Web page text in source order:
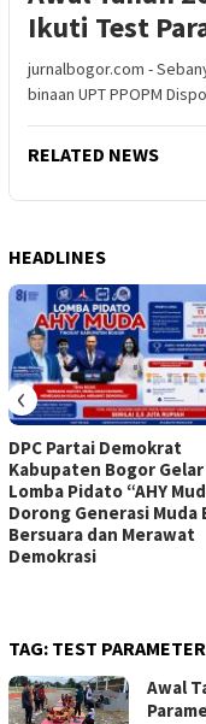
Ikuti Test
jurnalbogor.com -
binaan UPT PPOPM
RELATED NEWS
HEADLINES
DPC Partai Demokrat
Kabupaten Bogor Gelar
Lomba Pidato “AHY
Dorong Generasi Muda
Bersuara dan Merawat
Demokrasi
‹
TAG: TEST PARAMETER
Awal